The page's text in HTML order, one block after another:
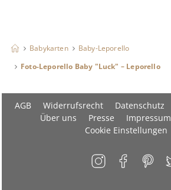
Babykarten
Baby-Leporello
Foto-Leporello Baby "Luck" – Leporello
AGB Widerrufsrecht Datenschutz
Über uns
Presse Impressum
Cookie Einstellungen